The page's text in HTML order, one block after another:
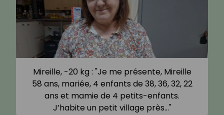
Mireille, -20 kg : "Je me présente, Mireille
58 ans, mariée, 4 enfants de 38, 36, 32, 22
ans et mamie de 4 petits-enfants.
J’habite un petit village près…"